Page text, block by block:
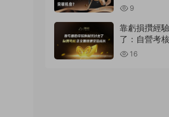
9
靠虧損攢經
了：自營考
交易成長
16